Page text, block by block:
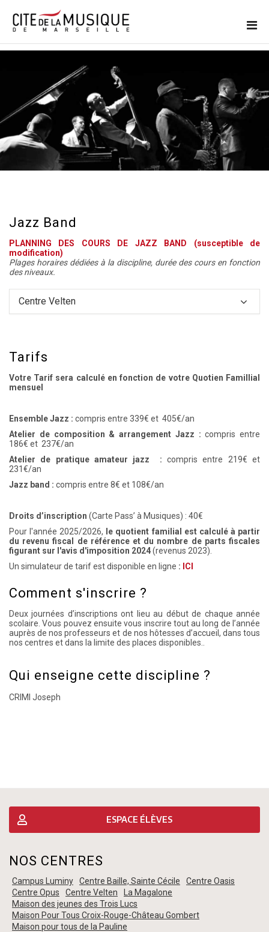
Jazz Band
PLANNING DES COURS DE JAZZ BAND (susceptible de
modification)
Plages horaires dédiées à la discipline, durée des cours en fonction
des niveaux.
Centre Velten
Tarifs
Votre Tarif sera calculé en fonction de votre Quotien Famillial
mensuel
Ensemble Jazz : compris entre 339€ et 405€/an
Atelier de composition & arrangement Jazz : compris entre
186€ et 237€/an
Atelier de pratique amateur jazz : compris entre 219€ et
231€/an
Jazz band : compris entre 8€ et 108€/an
Droits d’inscription (Carte Pass’ à Musiques) : 40€
Pour l'année 2025/2026, le quotient familial est calculé à partir
du revenu fiscal de référence et du nombre de parts fiscales
figurant sur l'avis d'imposition 2024(revenus 2023).
Un simulateur de tarif est disponible en ligne : ICI
Comment s'inscrire ?
Deux journées d’inscriptions ont lieu au début de chaque année
scolaire. Vous pouvez ensuite vous inscrire tout au long de l’année
auprès de nos professeurs et de nos hôtesses d’accueil, dans tous
nos centres et dans la limite des places disponibles..
Qui enseigne cette discipline ?
CRIMI Joseph
ESPACE ÉLÈVES
NOS CENTRES
Campus Luminy Centre Baille, Sainte Cécile
Centre Oasis
Centre Opus
Centre Velten
La Magalone
Maison des jeunes des Trois Lucs
Maison Pour Tous Croix-Rouge-Château Gombert
Maison pour tous de la Pauline